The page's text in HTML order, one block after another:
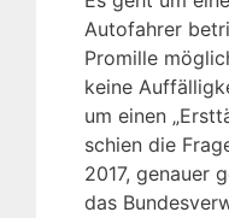
Autofahrer
Promille
keine
um einen
schien die
2017, genauer
das